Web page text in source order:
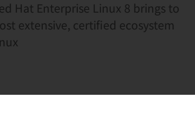
Hat Enterprise Linux 8 brings to
extensive, certified ecosystem